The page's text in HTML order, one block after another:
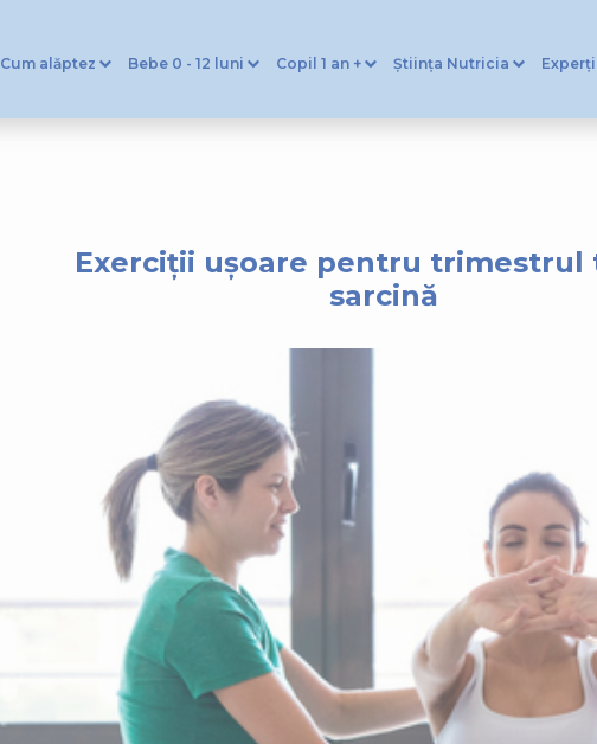
Cum alăptez Bebe 0 - 12 luni Copil 1 an + Știința Nutricia
Exerciții ușoare pentru trimestrul
sarcină